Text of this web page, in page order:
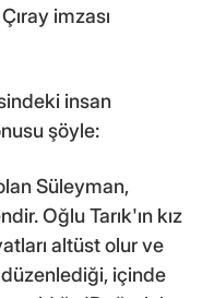
imzası
insan
şöyle:
Süleyman,
Oğlu Tarık'ın kız
altüst olur ve
içinde